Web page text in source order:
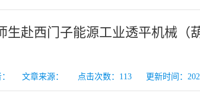
生赴西门子能源工业透平机械（
： 文章来源： 点击次数： 113更新时间：